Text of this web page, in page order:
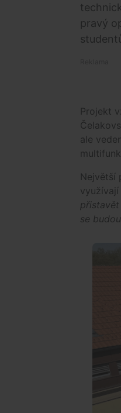
pravý
Projekt
ale
Největší
se